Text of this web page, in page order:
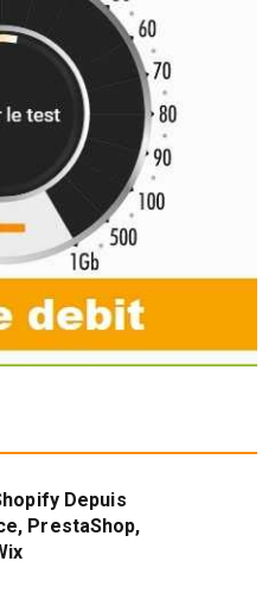
Depuis
PrestaShop,